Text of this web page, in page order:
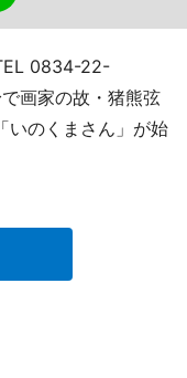
0834-22-
画家の故・猪熊弦
いのくまさん」が始